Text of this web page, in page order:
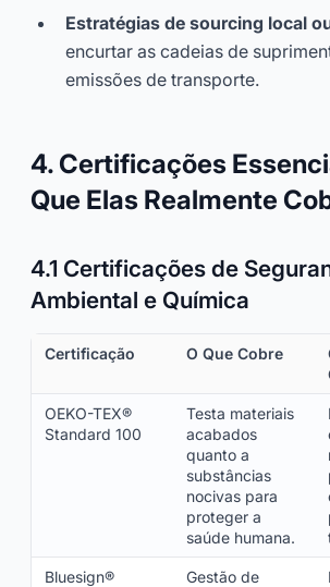
Estratégias de sourcing local
encurtar as cadeias de
emissões de transporte.
4. Certificações
Que Elas Realmente
4.1 Certificações de
Ambiental e Química
Certificação O Que Cobre
OEKO-TEX®
Standard 100
Testa materiais
acabados
quanto a
substâncias
nocivas para
proteger a
saúde humana.
Bluesign®
Gestão de